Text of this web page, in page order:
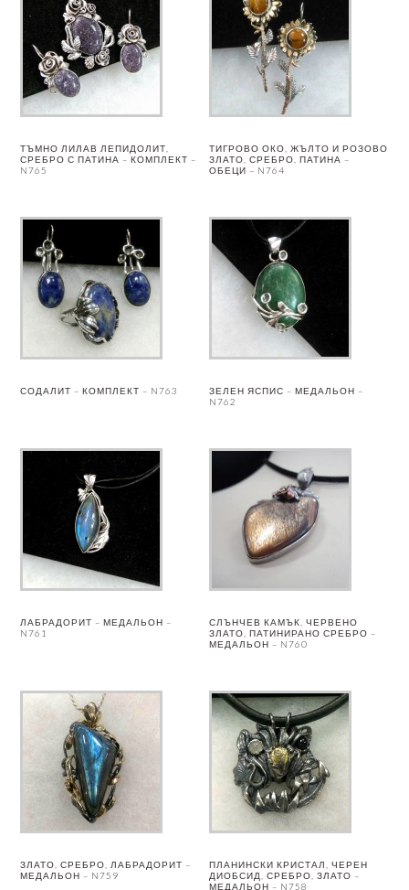
ТЪМНО ЛИЛАВ ЛЕПИДОЛИТ,
СРЕБРО С ПАТИНА – КОМПЛЕКТ –
N765
ТИГРОВО ОКО, ЖЪЛТО И РОЗОВО
ЗЛАТО, СРЕБРО, ПАТИНА –
ОБЕЦИ – N764
СОДАЛИТ – КОМПЛЕКТ – N763
ЗЕЛЕН ЯСПИС – МЕДАЛЬОН –
N762
ЛАБРАДОРИТ – МЕДАЛЬОН –
N761
СЛЪНЧЕВ КАМЪК, ЧЕРВЕНО
ЗЛАТО, ПАТИНИРАНО СРЕБРО –
МЕДАЛЬОН – N760
ЗЛАТО, СРЕБРО, ЛАБРАДОРИТ –
МЕДАЛЬОН – N759
ПЛАНИНСКИ КРИСТАЛ, ЧЕРЕН
ДИОБСИД, СРЕБРО, ЗЛАТО –
МЕДАЛЬОН – N758